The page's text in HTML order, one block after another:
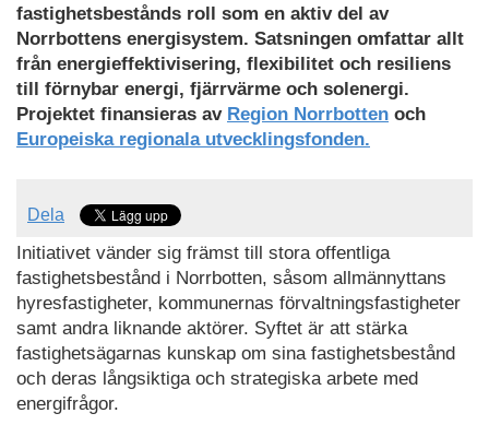
fastighetsbestånds roll som en aktiv del av
Norrbottens energisystem. Satsningen omfattar allt
från energieffektivisering, flexibilitet och resiliens
till förnybar energi, fjärrvärme och solenergi.
Projektet finansieras av Region Norrbotten och
Europeiska regionala utvecklingsfonden.
Dela
Initiativet vänder sig främst till stora offentliga
fastighetsbestånd i Norrbotten, såsom allmännyttans
hyresfastigheter, kommunernas förvaltningsfastigheter
samt andra liknande aktörer. Syftet är att stärka
fastighetsägarnas kunskap om sina fastighetsbestånd
och deras långsiktiga och strategiska arbete med
energifrågor.